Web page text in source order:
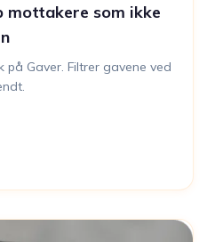
mottakere som ikke
på Gaver. Filtrer gavene ved